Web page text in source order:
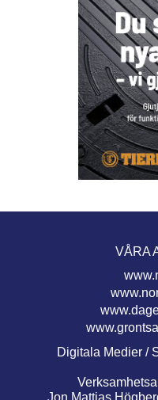
VÅRA
Digitala Medier /
Jon Mattias